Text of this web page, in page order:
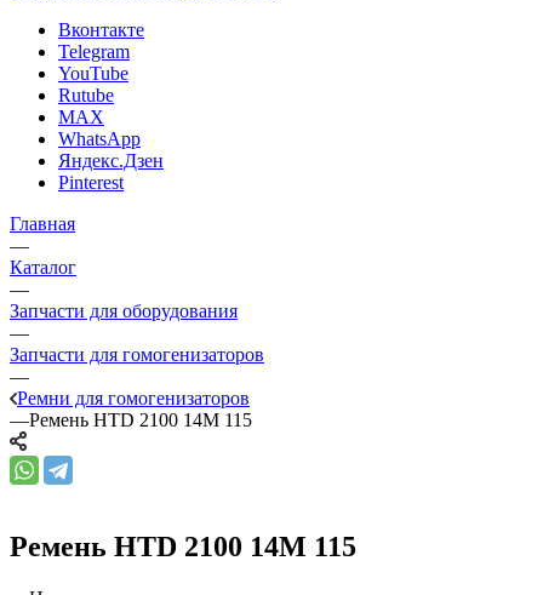
Вконтакте
Telegram
YouTube
Rutube
MAX
WhatsApp
Яндекс.Дзен
Pinterest
Главная
—
Каталог
—
Запчасти для оборудования
—
Запчасти для гомогенизаторов
—
Ремни для гомогенизаторов
—Ремень HTD 2100 14M 115
Ремень HTD 2100 14M 115